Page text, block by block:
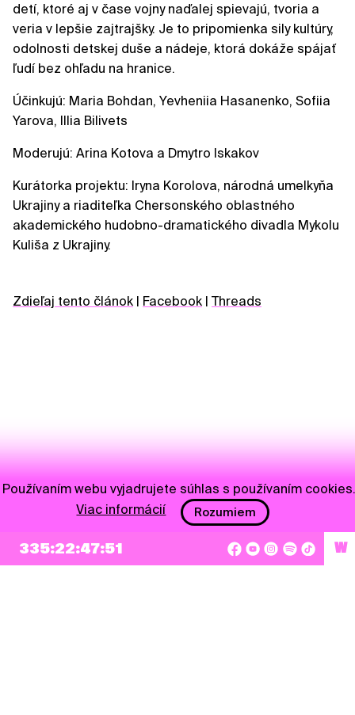
detí, ktoré aj v čase vojny naďalej spievajú, tvoria a
veria v lepšie zajtrajšky. Je to pripomienka sily kultúry,
odolnosti detskej duše a nádeje, ktorá dokáže spájať
ľudí bez ohľadu na hranice.
Účinkujú: Maria Bohdan, Yevheniia Hasanenko, Sofiia
Yarova, Illia Bilivets
Moderujú: Arina Kotova a Dmytro Iskakov
Kurátorka projektu: Iryna Korolova, národná umelkyňa
Ukrajiny a riaditeľka Chersonského oblastného
akademického hudobno-dramatického divadla Mykolu
Kuliša z Ukrajiny.
Zdieľaj tento článok | Facebook | Threads
Prihlásiť sa
335:22:47:50 W
Používaním webu vyjadrujete súhlas s používaním cookies.
Viac informácií
Rozumiem